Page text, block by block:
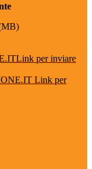
Link per inviare
Link per